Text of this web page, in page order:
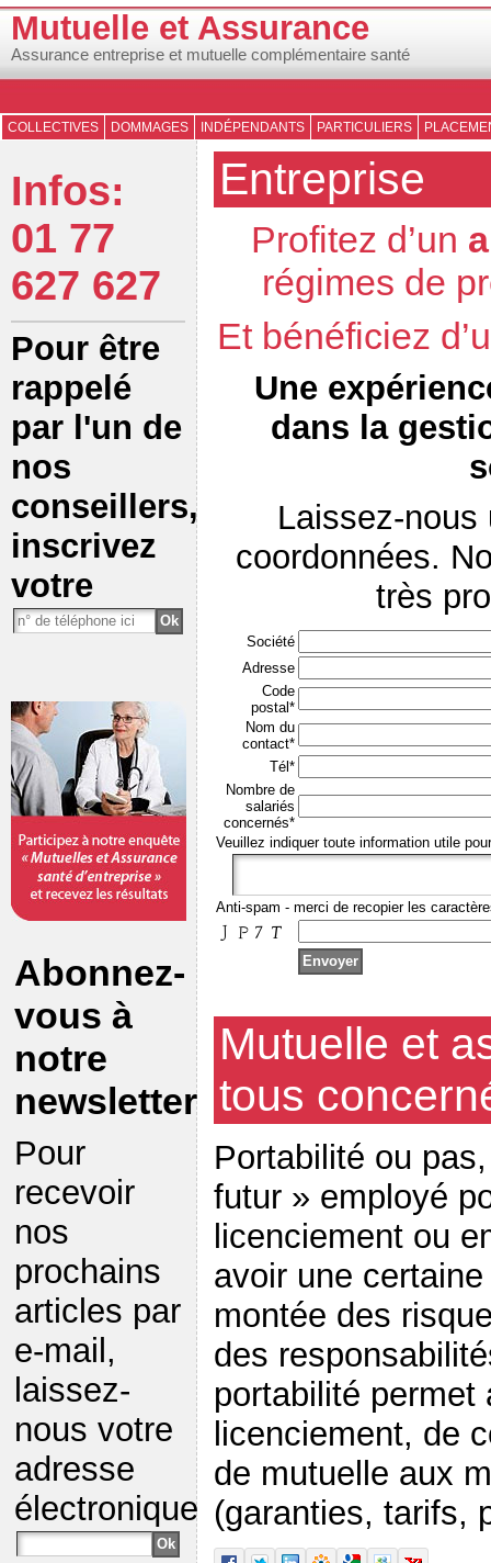
Mutuelle et Assurance
Assurance entreprise et mutuelle complémentaire santé
COLLECTIVES DOMMAGES INDÉPENDANTS PARTICULIERS
Infos:
01 77
627 627
Pour être
rappelé
par l'un de
nos
conseillers,
inscrivez
votre
Abonnez-
vous à
notre
newsletter
Pour
recevoir
nos
prochains
articles par
e-mail,
laissez-
nous votre
adresse
électronique
Entreprise
Profitez d’un
régimes de
Et bénéficiez
Une
dans la
Laissez-
coordonnées.
très
Société
Adresse
Code
postal*
Nom du
contact*
Tél*
Nombre de
salariés
concernés*
Veuillez indiquer toute information utile
Anti-spam - merci de recopier les
Mutuelle et
tous
Portabilité ou
futur » employé
licenciement ou
avoir une
montée des
des
portabilité
licenciement, de
de mutuelle aux
(garanties, tarifs,